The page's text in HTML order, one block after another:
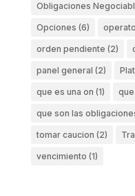
Obligaciones
Opciones (6)
orden pendiente (2)
panel general (2)
que es una on (1)
que son las
tomar caucion (2)
vencimiento (1)